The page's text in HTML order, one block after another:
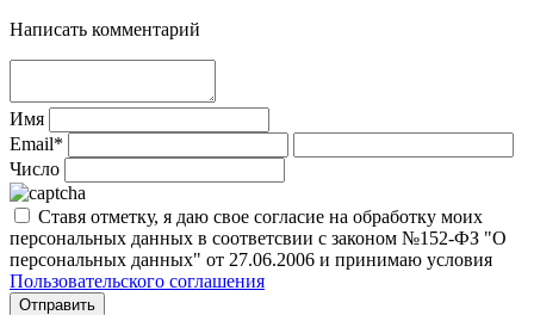
Написать комментарий
Имя
Email*
Число
Ставя отметку, я даю свое согласие на обработку моих
персональных данных в соответсвии с законом №152-ФЗ "О
персональных данных" от 27.06.2006 и принимаю условия
Пользовательского соглашения